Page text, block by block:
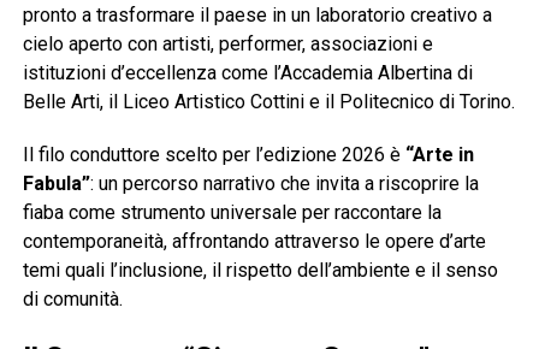
pronto a trasformare il paese in un laboratorio creativo a
cielo aperto con artisti, performer, associazioni e
istituzioni d’eccellenza come l’Accademia Albertina di
Belle Arti, il Liceo Artistico Cottini e il Politecnico di Torino.
Il filo conduttore scelto per l’edizione 2026 è “Arte in
Fabula”: un percorso narrativo che invita a riscoprire la
fiaba come strumento universale per raccontare la
contemporaneità, affrontando attraverso le opere d’arte
temi quali l’inclusione, il rispetto dell’ambiente e il senso
di comunità.